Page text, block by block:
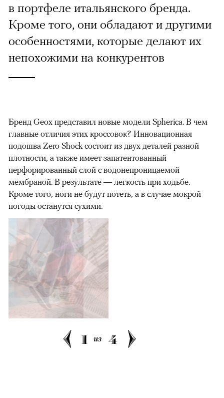
в портфеле итальянского бренда.
Кроме того, они обладают и другими
особенностями, которые делают их
непохожими на конкурентов
Бренд Geox представил новые модели Spherica. В чем
главные отличия этих кроссовок? Инновационная
подошва Zero Shock состоит из двух деталей разной
плотности, а также имеет запатентованный
перфорированный слой с водонепроницаемой
мембраной. В результате — легкость при ходьбе.
Кроме того, ноги не будут потеть, а в случае мокрой
погоды останутся сухими.
1 из 4